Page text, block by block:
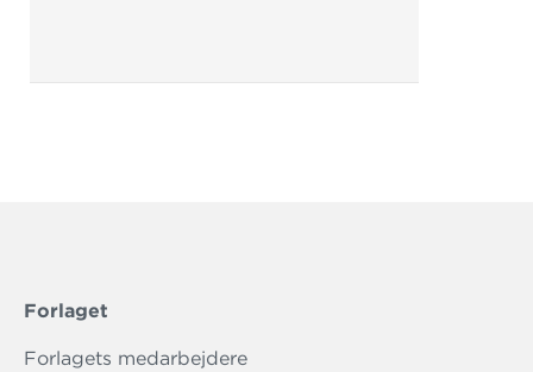
Forlaget
Forlagets medarbejdere